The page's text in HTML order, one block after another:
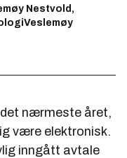
Nestvold,
det nærmeste året,
være elektronisk.
inngått avtale